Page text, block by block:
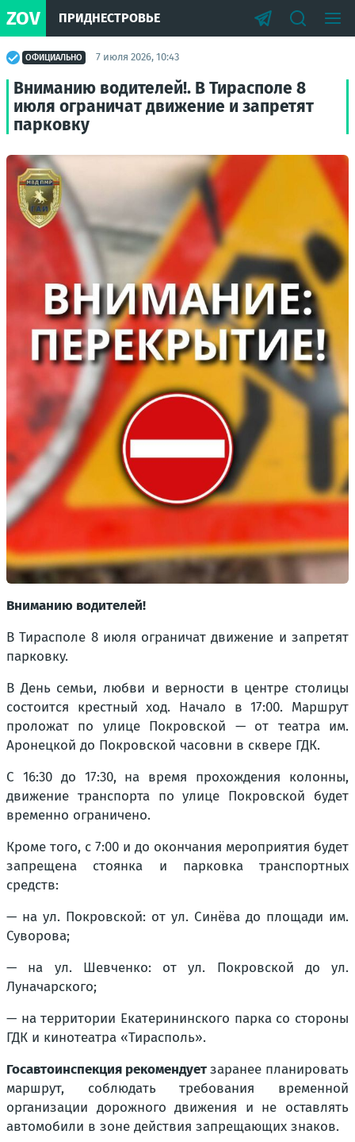
ZOV ПРИДНЕСТРОВЬЕ
ОФИЦИАЛЬНО 7 июля 2026, 10:43
Вниманию водителей!. В Тирасполе 8
июля ограничат движение и запретят
парковку
Вниманию водителей!
В Тирасполе 8 июля ограничат движение и запретят
парковку.
В День семьи, любви и верности в центре столицы
состоится крестный ход. Начало в 17:00. Маршрут
проложат по улице Покровской — от театра им.
Аронецкой до Покровской часовни в сквере ГДК.
С 16:30 до 17:30, на время прохождения колонны,
движение транспорта по улице Покровской будет
временно ограничено.
Кроме того, с 7:00 и до окончания мероприятия будет
запрещена стоянка и парковка транспортных
средств:
— на ул. Покровской: от ул. Синёва до площади им.
Суворова;
— на ул. Шевченко: от ул. Покровской до ул.
Луначарского;
— на территории Екатерининского парка со стороны
ГДК и кинотеатра «Тирасполь».
Госавтоинспекция рекомендуетзаранее планировать
маршрут, соблюдать требования временной
организации дорожного движения и не оставлять
автомобили в зоне действия запрещающих знаков.